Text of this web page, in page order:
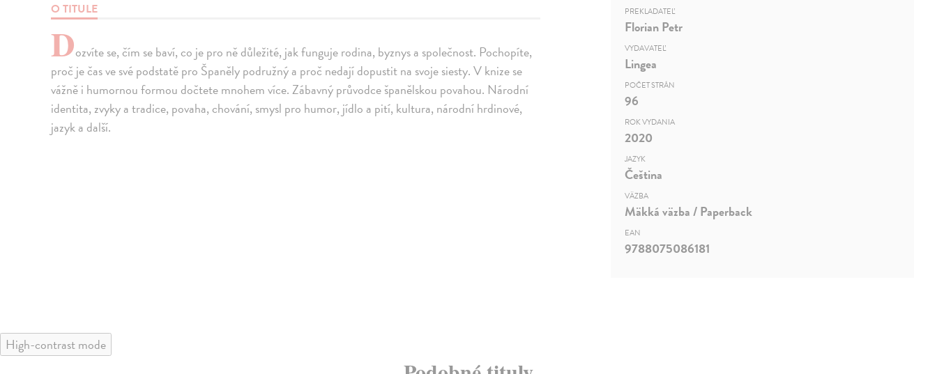
O TITULE
Dozvíte se, čím se baví, co je pro ně důležité, jak funguje rodina, byznys a společnost. Pochopíte,
proč je čas ve své podstatě pro Španěly podružný a proč nedají dopustit na svoje siesty. V knize se
vážně i humornou formou dočtete mnohem více. Zábavný průvodce španělskou povahou. Národní
identita, zvyky a tradice, povaha, chování, smysl pro humor, jídlo a pití, kultura, národní hrdinové,
jazyk a další.
PREKLADATEĽ
Florian Petr
VYDAVATEĽ
Lingea
POČET STRÁN
96
ROK VYDANIA
2020
JAZYK
Čeština
VÄZBA
Mäkká väzba / Paperback
EAN
9788075086181
High-contrast mode